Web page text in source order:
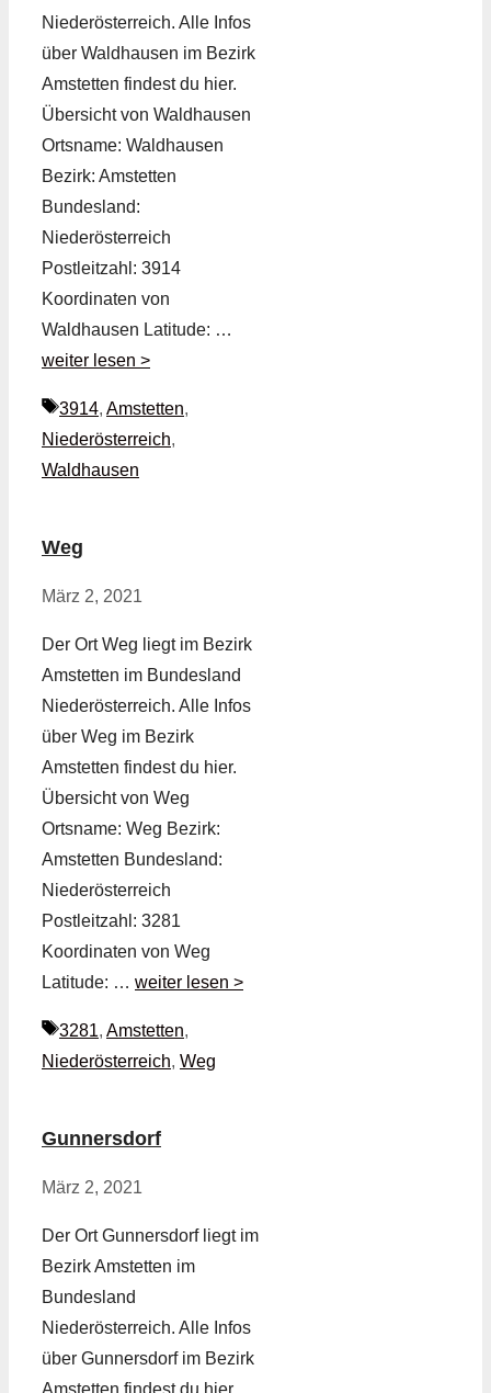
Niederösterreich. Alle Infos
über Waldhausen im Bezirk
Amstetten findest du hier.
Übersicht von Waldhausen
Ortsname: Waldhausen
Bezirk: Amstetten
Bundesland:
Niederösterreich
Postleitzahl: 3914
Koordinaten von
Waldhausen Latitude: …
weiter lesen >
Schlagwörter
3914, Amstetten,
Niederösterreich,
Waldhausen
Weg
März 2, 2021
Der Ort Weg liegt im Bezirk
Amstetten im Bundesland
Niederösterreich. Alle Infos
über Weg im Bezirk
Amstetten findest du hier.
Übersicht von Weg
Ortsname: Weg Bezirk:
Amstetten Bundesland:
Niederösterreich
Postleitzahl: 3281
Koordinaten von Weg
Latitude: … weiter lesen >
Schlagwörter
3281, Amstetten,
Niederösterreich, Weg
Gunnersdorf
März 2, 2021
Der Ort Gunnersdorf liegt im
Bezirk Amstetten im
Bundesland
Niederösterreich. Alle Infos
über Gunnersdorf im Bezirk
Amstetten findest du hier.